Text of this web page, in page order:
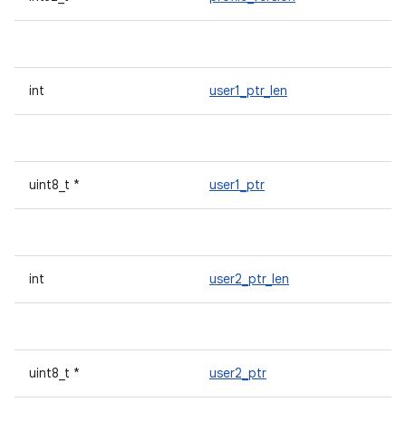
int user1_ptr_len
uint8_t * user1_ptr
int user2_ptr_len
uint8_t * user2_ptr